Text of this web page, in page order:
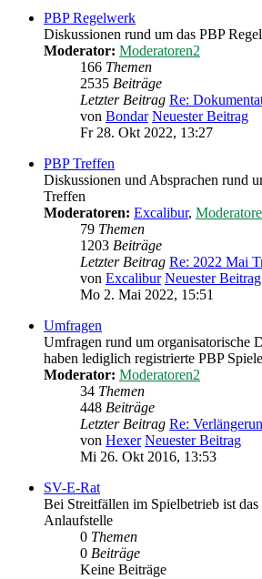
PBP Regelwerk
Diskussionen rund um das PBP
Moderator: Moderatoren2
166 Themen
2535 Beiträge
Letzter Beitrag Re:
von Bondar Neuester Beitrag
Fr 28. Okt 2022, 13:27
PBP Treffen
Diskussionen und Absprachen rund
Treffen
Moderatoren: Excalibur,
79 Themen
1203 Beiträge
Letzter Beitrag Re: 2022 Mai
von Excalibur Neuester Beitrag
Mo 2. Mai 2022, 15:51
Umfragen
Umfragen rund um organisatorische
haben lediglich registrierte PBP
Moderator: Moderatoren2
34 Themen
448 Beiträge
Letzter Beitrag Re:
von Hexer Neuester Beitrag
Mi 26. Okt 2016, 13:53
SV-E-Rat
Bei Streitfällen im Spielbetrieb ist
Anlaufstelle
0 Themen
0 Beiträge
Keine Beiträge